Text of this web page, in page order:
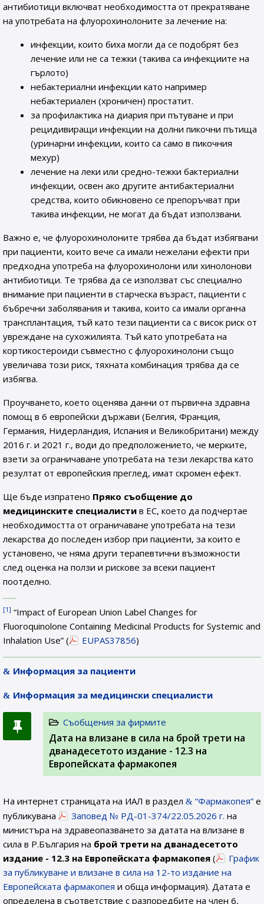
антибиотици включват необходимостта от прекратяване
на употребата на флуорохинолоните за лечение на:
инфекции, които биха могли да се подобрят без
лечение или не са тежки (такива са инфекциите на
гърлото)
небактериални инфекции като например
небактериален (хроничен) простатит.
за профилактика на диария при пътуване и при
рецидивиращи инфекции на долни пикочни пътища
(уринарни инфекции, които са само в пикочния
мехур)
лечение на леки или средно-тежки бактериални
инфекции, освен ако другите антибактериални
средства, които обикновено се препоръчват при
такива инфекции, не могат да бъдат използвани.
Важно е, че флуорохинолоните трябва да бъдат избягвани
при пациенти, които вече са имали нежелани ефекти при
предходна употреба на флуорохинолони или хинолонови
антибиотици. Те трябва да се използват със специално
внимание при пациенти в старческа възраст, пациенти с
бъбречни заболявания и такива, които са имали органна
трансплантация, тъй като тези пациенти са с висок риск от
увреждане на сухожилията. Тъй като употребата на
кортикостероиди съвместно с флуорохинолони също
увеличава този риск, тяхната комбинация трябва да се
избягва.
Проучването, което оценява данни от първична здравна
помощ в 6 европейски държави (Белгия, Франция,
Германия, Нидерландия, Испания и Великобритани) между
2016 г. и 2021 г., води до предположението, че мерките,
взети за ограничаване употребата на тези лекарства като
резултат от европейския преглед, имат скромен ефект.
Ще бъде изпратено Пряко съобщение до
медицинските специалисти в ЕС, което да подчертае
необходимостта от ограничаване употребата на тези
лекарства до последен избор при пациенти, за които е
установено, че няма други терапевтични възможности
след оценка на ползи и рискове за всеки пациент
поотделно.
[1] “Impact of European Union Label Changes for
Fluoroquinolone Containing Medicinal Products for Systemic and
Inhalation Use” (
EUPAS37856)
Информация за пациенти
Информация за медицински специалисти
Съобщения за фирмите
Дата на влизане в сила на брой трети на
дванадесетото издание - 12.3 на
Европейската фармакопея
На интернет страницата на ИАЛ в раздел “Фармакопея” е
публикувана
Заповед № РД-01-374/22.05.2026 г. на
министъра на здравеопазването за датата на влизане в
сила в Р.България на брой трети на дванадесетото
издание - 12.3 на Европейската фармакопея (
График
за публикуване и влизане в сила на 12-то издание на
Европейската фармакопея и обща информация). Датата е
определена в съответствие с разпоредбите на член 6,